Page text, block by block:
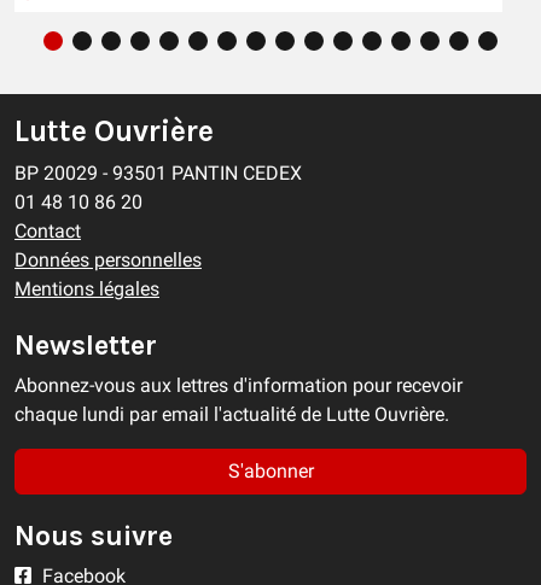
Lutte Ouvrière
BP 20029 - 93501 PANTIN CEDEX
01 48 10 86 20
Contact
Données personnelles
Mentions légales
Newsletter
Abonnez-vous aux lettres d'information pour recevoir
chaque lundi par email l'actualité de Lutte Ouvrière.
S'abonner
Nous suivre
Facebook